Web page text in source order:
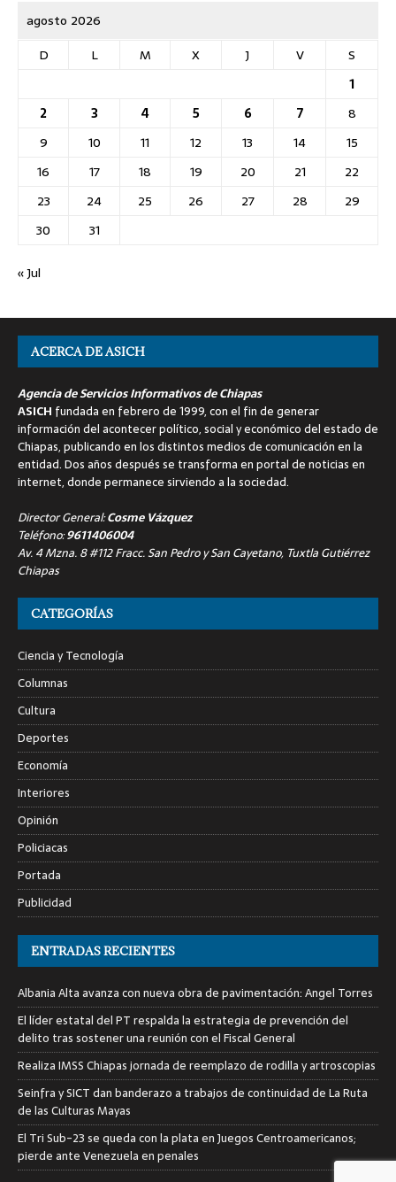
agosto 2026
D
L M X J V
S
1
2
3 4 5 6 7
8
9
10 11 12 13 14
15
16
17 18 19 20 21
22
23
24 25 26 27 28
29
30
31
« Jul
ACERCA DE ASICH
Agencia de Servicios Informativos de Chiapas
ASICH fundada en febrero de 1999, con el fin de generar
información del acontecer político, social y económico del estado de
Chiapas, publicando en los distintos medios de comunicación en la
entidad. Dos años después se transforma en portal de noticias en
internet, donde permanece sirviendo a la sociedad.
Director General:Cosme Vázquez
Teléfono:9611406004
Av. 4 Mzna. 8 #112 Fracc. San Pedro y San Cayetano, Tuxtla Gutiérrez
Chiapas
CATEGORÍAS
Ciencia y Tecnología
Columnas
Cultura
Deportes
Economía
Interiores
Opinión
Policiacas
Portada
Publicidad
ENTRADAS RECIENTES
Albania Alta avanza con nueva obra de pavimentación: Angel Torres
El líder estatal del PT respalda la estrategia de prevención del
delito tras sostener una reunión con el Fiscal General
Realiza IMSS Chiapas jornada de reemplazo de rodilla y artroscopias
Seinfra y SICT dan banderazo a trabajos de continuidad de La Ruta
de las Culturas Mayas
El Tri Sub-23 se queda con la plata en Juegos Centroamericanos;
pierde ante Venezuela en penales